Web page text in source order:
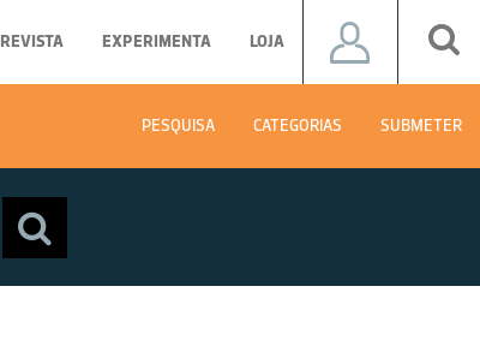
REVISTA EXPERIMENTA LOJA
PESQUISA CATEGORIAS SUBMETER